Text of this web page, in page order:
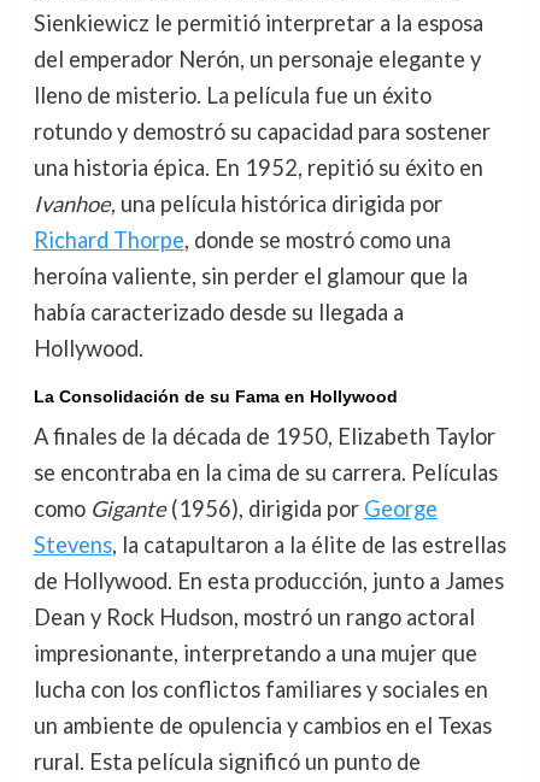
Sienkiewicz le permitió interpretar a la esposa
del emperador Nerón, un personaje elegante y
lleno de misterio. La película fue un éxito
rotundo y demostró su capacidad para sostener
una historia épica. En 1952, repitió su éxito en
Ivanhoe, una película histórica dirigida por
Richard Thorpe, donde se mostró como una
heroína valiente, sin perder el glamour que la
había caracterizado desde su llegada a
Hollywood.
La Consolidación de su Fama en Hollywood
A finales de la década de 1950, Elizabeth Taylor
se encontraba en la cima de su carrera. Películas
como Gigante(1956), dirigida por George
Stevens, la catapultaron a la élite de las estrellas
de Hollywood. En esta producción, junto a James
Dean y Rock Hudson, mostró un rango actoral
impresionante, interpretando a una mujer que
lucha con los conflictos familiares y sociales en
un ambiente de opulencia y cambios en el Texas
rural. Esta película significó un punto de